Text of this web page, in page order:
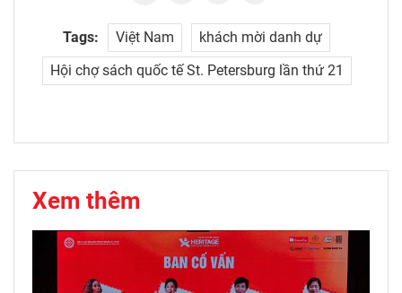
Tags: Việt Nam
khách mời danh dự
Hội chợ sách quốc tế St. Petersburg lần thứ 21
Xem thêm